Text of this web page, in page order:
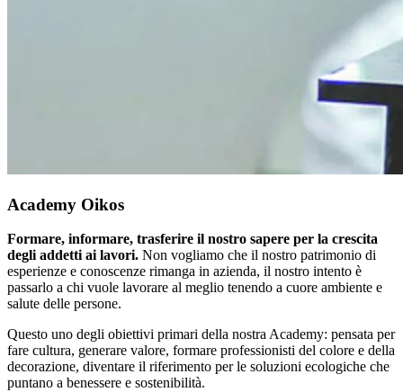
Academy Oikos
Formare, informare, trasferire il nostro sapere per la crescita
degli addetti ai lavori. Non vogliamo che il nostro patrimonio di
esperienze e conoscenze rimanga in azienda, il nostro intento è
passarlo a chi vuole lavorare al meglio tenendo a cuore ambiente e
salute delle persone.
Questo uno degli obiettivi primari della nostra Academy: pensata per
fare cultura, generare valore, formare professionisti del colore e della
decorazione, diventare il riferimento per le soluzioni ecologiche che
puntano a benessere e sostenibilità.